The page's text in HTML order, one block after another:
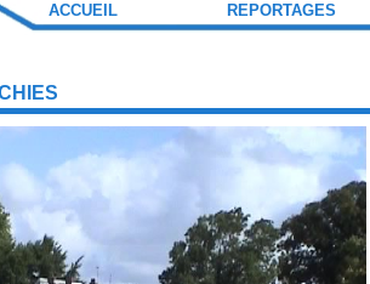
ACCUEIL REPORTAGES